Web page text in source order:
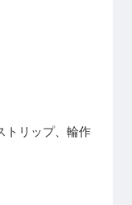
トリップ、輪作